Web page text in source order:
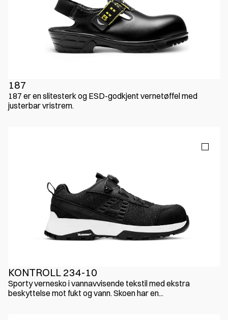
187
187 er en slitesterk og ESD-godkjent vernetøffel med
justerbar vristrem.
KONTROLL 234-10
Sporty vernesko i vannavvisende tekstil med ekstra
beskyttelse mot fukt og vann. Skoen har en...